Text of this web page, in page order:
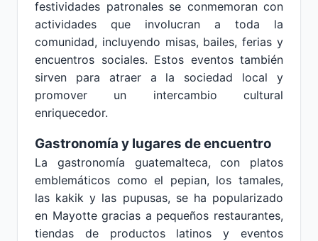
festividades patronales se conmemoran con
actividades que involucran a toda la
comunidad, incluyendo misas, bailes, ferias y
encuentros sociales. Estos eventos también
sirven para atraer a la sociedad local y
promover un intercambio cultural
enriquecedor.
Gastronomía y lugares de encuentro
La gastronomía guatemalteca, con platos
emblemáticos como el pepian, los tamales,
las kakik y las pupusas, se ha popularizado
en Mayotte gracias a pequeños restaurantes,
tiendas de productos latinos y eventos